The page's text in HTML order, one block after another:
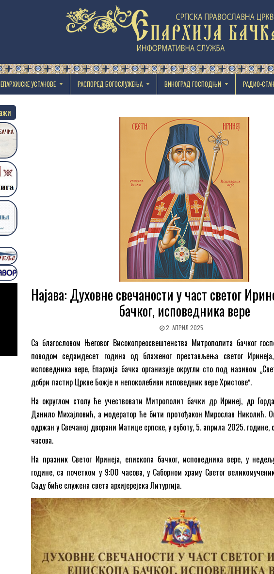
EПАРХИЈСКЕ УСТАНОВЕ РАСПОРЕД БОГОСЛУЖЕЊА ВИНОГРАД ГОСПОДЊИ РАДИО-
Најава: Духовне свечаности у част светог
бачког, исповедника вере
2. АПРИЛ 2025.
Са благословом Његовог Високопреосвештенства Митрополита бачког
поводом седамдесет година од блаженог престављења светог
исповедника вере, Епархија бачка организује округли сто под називом
добри пастир Цркве Божје и непоколебиви исповедник вере Христовеˮ.
На округлом столу ће учествовати Митрополит бачки др Иринеј, др
Данило Михајловић, а модератор ће бити протођакон Мирослав Николић.
одржан у Свечаној дворани Матице српске, у суботу, 5. априла 2025. године,
часова.
На празник Светог Иринеја, епископа бачког, исповедника вере, у
године, са почетком у 9:00 часова, у Саборном храму Светог
Саду биће служена света архијерејска Литургија.